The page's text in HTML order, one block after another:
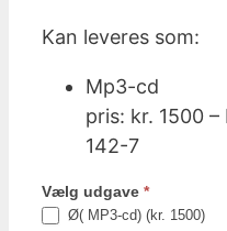
Kan leveres som:
Mp3-cd
pris: kr. 1500
142-7
Vælg udgave *
Ø( MP3-cd) (kr. 1500)